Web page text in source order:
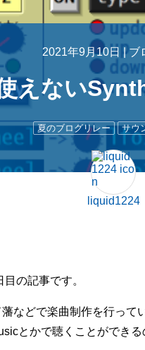
2021年9月10日 |ブ
えない
夏のブログリレー サウ
liquid1224
の記事です。
などで楽曲制作を行っ
とかで聴くことができる